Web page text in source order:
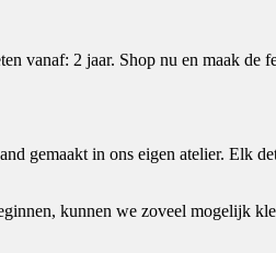
vanaf: 2 jaar. Shop nu en maak de
gemaakt in ons eigen atelier. Elk
kunnen we zoveel mogelijk